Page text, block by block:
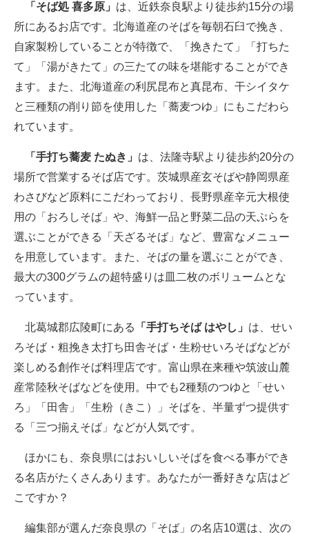
「そば処 喜多原」 は、近鉄奈良駅より徒歩約15分の場
所にあるお店です。北海道産のそばを毎朝石臼で挽き、
自家製粉していることが特徴で、「挽きたて」「打ちた
て」「湯がきたて」の三たての味を堪能することができ
ます。また、北海道産の利尻昆布と真昆布、干シイタケ
と三種類の削り節を使用した「蕎麦つゆ」にもこだわら
れています。
「手打ち蕎麦 たぬき」 は、法隆寺駅より徒歩約20分の
場所で営業するそば店です。茨城県産玄そばや静岡県産
わさびなど原料にこだわっており、長野県産辛元大根使
用の「おろしそば」や、海鮮一品と野菜二品の天ぷらを
選ぶことができる「天ざるそば」など、豊富なメニュー
を用意しています。また、そばの量を選ぶことができ、
最大の300グラムの超特盛りは皿二枚のボリュームとな
っています。
北葛城郡広陵町にある 「手打ちそば はやし」 は、せい
ろそば・粗挽き太打ち田舎そば・生粉せいろそばなどが
楽しめる創作そば料理店です。富山県在来種や筑波山麓
産常陸秋そばなどを使用。中でも2種類のつゆと「せい
ろ」「田舎」「生粉（きこ）」そばを、半量ずつ提供す
る「三つ揃えそば」などが人気です。
ほかにも、奈良県にはおいしいそばを食べる事ができ
る名店がたくさんあります。あなたが一番好きな店はど
こですか？
編集部が選んだ奈良県の「そば」の名店10選は、次の